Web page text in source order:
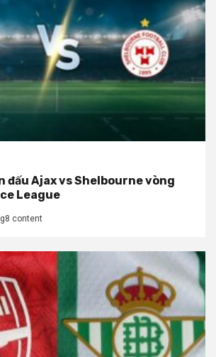
đấu Ajax vs Shelbourne vòng
League
content